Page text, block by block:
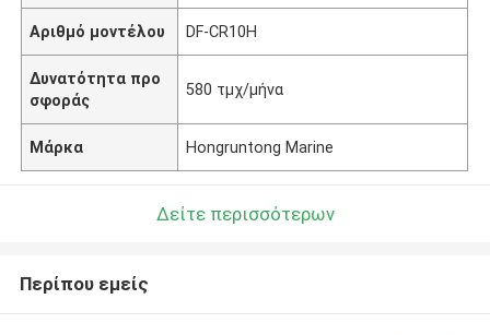
Αριθμό μοντέλου DF-CR10H
Δυνατότητα προ
σφοράς
580 τμχ/μήνα
Μάρκα Hongruntong Marine
Δείτε περισσότερων
Περίπου εμείς